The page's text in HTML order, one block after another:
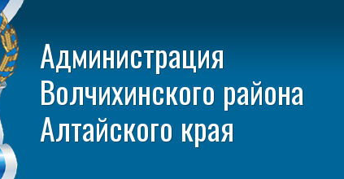
Администрация
Волчихинского района
Алтайского края